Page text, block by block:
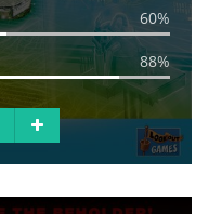
60%
88%